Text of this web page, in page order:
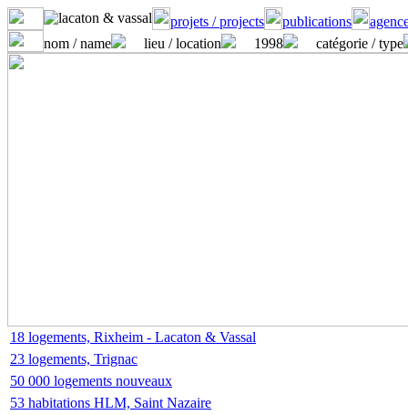
projets / projects publications
nom / name
lieu / location 1998 catégorie / type
18 logements, Rixheim - Lacaton & Vassal
23 logements, Trignac
50 000 logements nouveaux
53 habitations HLM, Saint Nazaire